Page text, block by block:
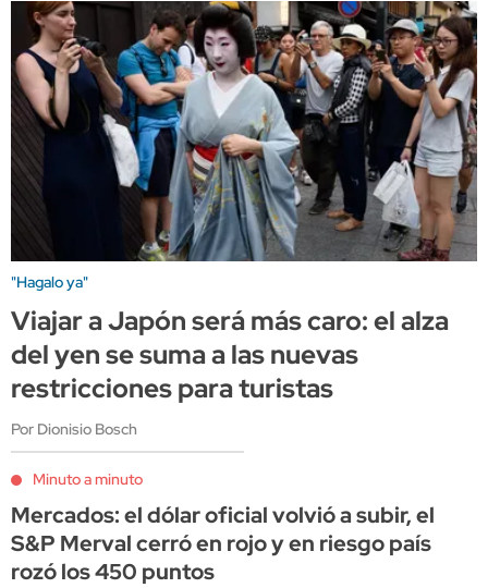
"Hagalo ya"
Viajar a Japón será más caro: el alza
del yen se suma a las nuevas
restricciones para turistas
Por Dionisio Bosch
Minuto a minuto
Mercados: el dólar oficial volvió a subir, el
S&P Merval cerró en rojo y en riesgo país
rozó los 450 puntos